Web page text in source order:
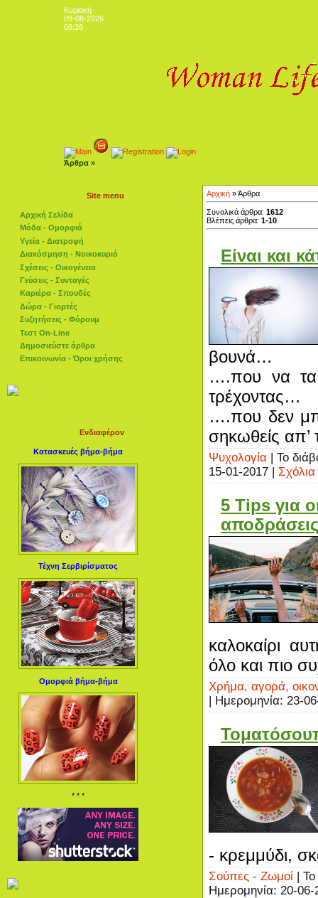
Κυριακή
09-08-2026
08:26
Άρθρα »
Site menu
Αρχική Σελίδα
Μόδα - Ομορφιά
Υγεία - Διατροφή
Διακόσμηση - Νοικοκυριό
Σχέσεις - Οικογένεια
Γεύσεις - Συνταγές
Καριέρα - Σπουδές
Δώρα - Γιορτές
Συζητήσεις - Φόρουμ
Τεστ On-Line
Δημοσιεύστε άρθρα
Επικοινωνία - Όροι χρήσης
Ενδιαφέρον
Κατασκευές βήμα-βήμα
Τέχνη Σερβιρίσματος
Ομορφιά βήμα-βήμα
* * *
Αρχική » Άρθρα
Συνολικά άρθρα: 1612
Βλέπεις άρθρα: 1-10
Είναι και
βουνά…
….που να τα
τρέχοντας…
….που δεν
σηκωθείς απ’
Ψυχολογία | Το
15-01-2017 |
5 Tips για
αποδράσεις
καλοκαίρι
όλο και πιο
Χρήμα, αγορά,
| Ημερομηνία: 23-
- κρεμμύδι,
Σούπες - Ζωμοί |
Ημερομηνία: 20-06-